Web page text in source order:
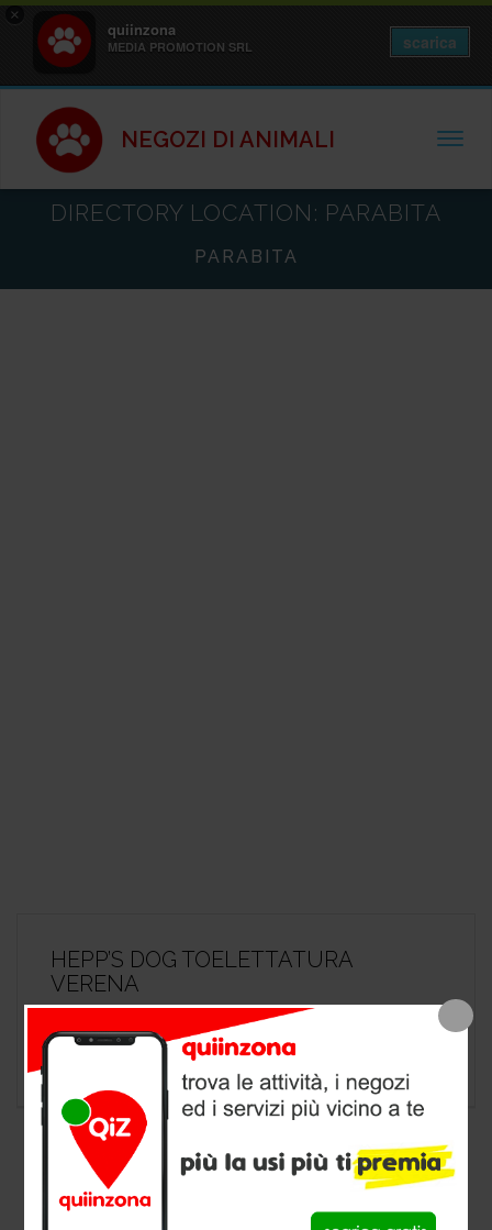
×
quiinzona
MEDIA PROMOTION SRL scarica
NEGOZI DI ANIMALI
DIRECTORY LOCATION: PARABITA
PARABITA
HEPP’S DOG TOELETTATURA
VERENA
negozio animali a Parabita, provincia di Lecce